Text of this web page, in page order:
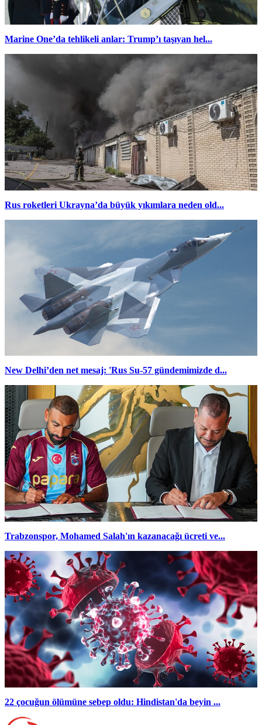
Marine One’da tehlikeli anlar: Trump’ı taşıyan hel...
Rus roketleri Ukrayna’da büyük yıkımlara neden old...
New Delhi’den net mesaj: 'Rus Su-57 gündemimizde d...
Trabzonspor, Mohamed Salah'ın kazanacağı ücreti ve...
22 çocuğun ölümüne sebep oldu: Hindistan'da beyin ...